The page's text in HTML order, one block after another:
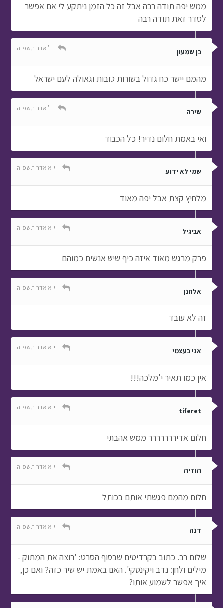
ממש יפה תודה רבה אבל זה כל הזמן ניתקע לי אם אפשר
לסדר זאת תודה רבה
בן שמעון י' אדר תשפ"ה
מהמם יישר כח גדול בשורות טובות וגאולה לעם ישראל
שירה י' אדר תשפ"ה
ואי באמת חלום נדיר! כל הכבוד
שמי לא ידוע י"א אדר תשפ"ה
מלחיץ קצת אבל יפה מאוד
אביגיל י"א אדר תשפ"ה
פרק מרגש מאוד איזה כיף שיש אנשים כמוהם
אלחנן י"א אדר תשפ"ה
זה לא עובד
אני בעצמי י"א אדר תשפ"ה
אין כמו תאיר י'מלכה!!!
tiferet י"א אדר תשפ"ה
חלום אדיררררררר ממש אהבתי
הודיה י"א אדר תשפ"ה
חלום מהמם פגשתי אותם בכותל
דנה י"א אדר תשפ"ה
שלום רב. כתוב בקרדיטים שבסוף הסרט: 'רוצה את המתוק -
מילים ולחן: נדב ויקינסקי'. האם באמת יש שיר כזה? ואם כן,
איך אפשר לשמוע אותו?